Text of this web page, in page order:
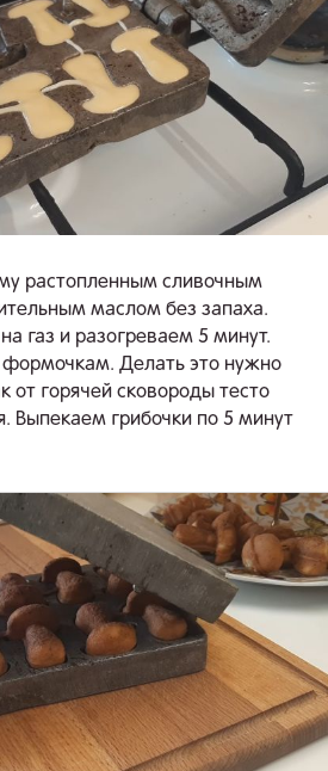
растопленным сливочным
маслом без запаха.
газ и разогреваем 5 минут.
формочкам. Делать это нужно
от горячей сковороды тесто
Выпекаем грибочки по 5 минут